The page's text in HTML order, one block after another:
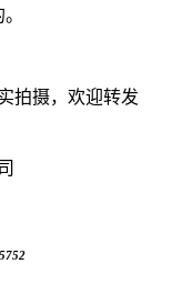
拍摄，欢迎转发